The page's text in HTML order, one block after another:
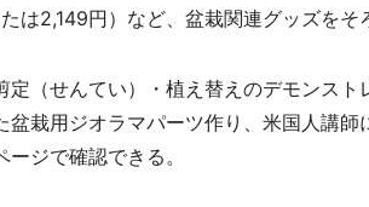
は2,149円）など、盆栽関連グッズをそ
（せんてい）・植え替えのデモンスト
盆栽用ジオラマパーツ作り、米国人講師
ジで確認できる。